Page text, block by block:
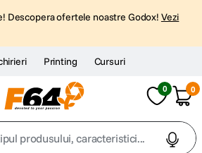
Descopera ofertele noastre Godox! Vezi
Printing Cursuri
0 0
produsului, caracteristici...